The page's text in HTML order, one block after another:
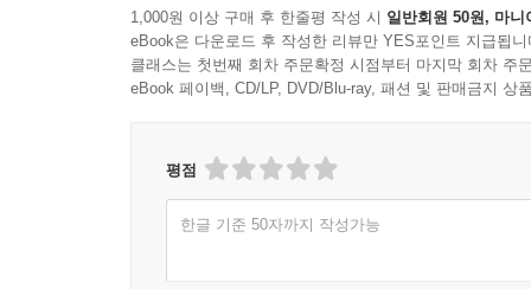
CHAPTER 11 프레임워크를 만들자_
11.1 프레임워크의 동작 원리 이해하기
11.4 단계 1: 기본이 되는 서블릿으로 작성해 보기
11.5 단계 2: 프런트 컨트롤러와 액션 클래스의 도입
11.6 단계 3: 라우팅 정보의 외부 파일화
1,000원 이상 구매 후 한줄평 작성 시 일반회원 50원, 마니
eBook은 다운로드 후 작성한 리뷰만 YES포인트 지급됩니
클래스는 첫번째 회차 주문확정 시점부터 마지막 회차 주
eBook 페이백, CD/LP, DVD/Blu-ray, 패션 및 판매금지 상
평점
한글 기준 50자까지 작성가능